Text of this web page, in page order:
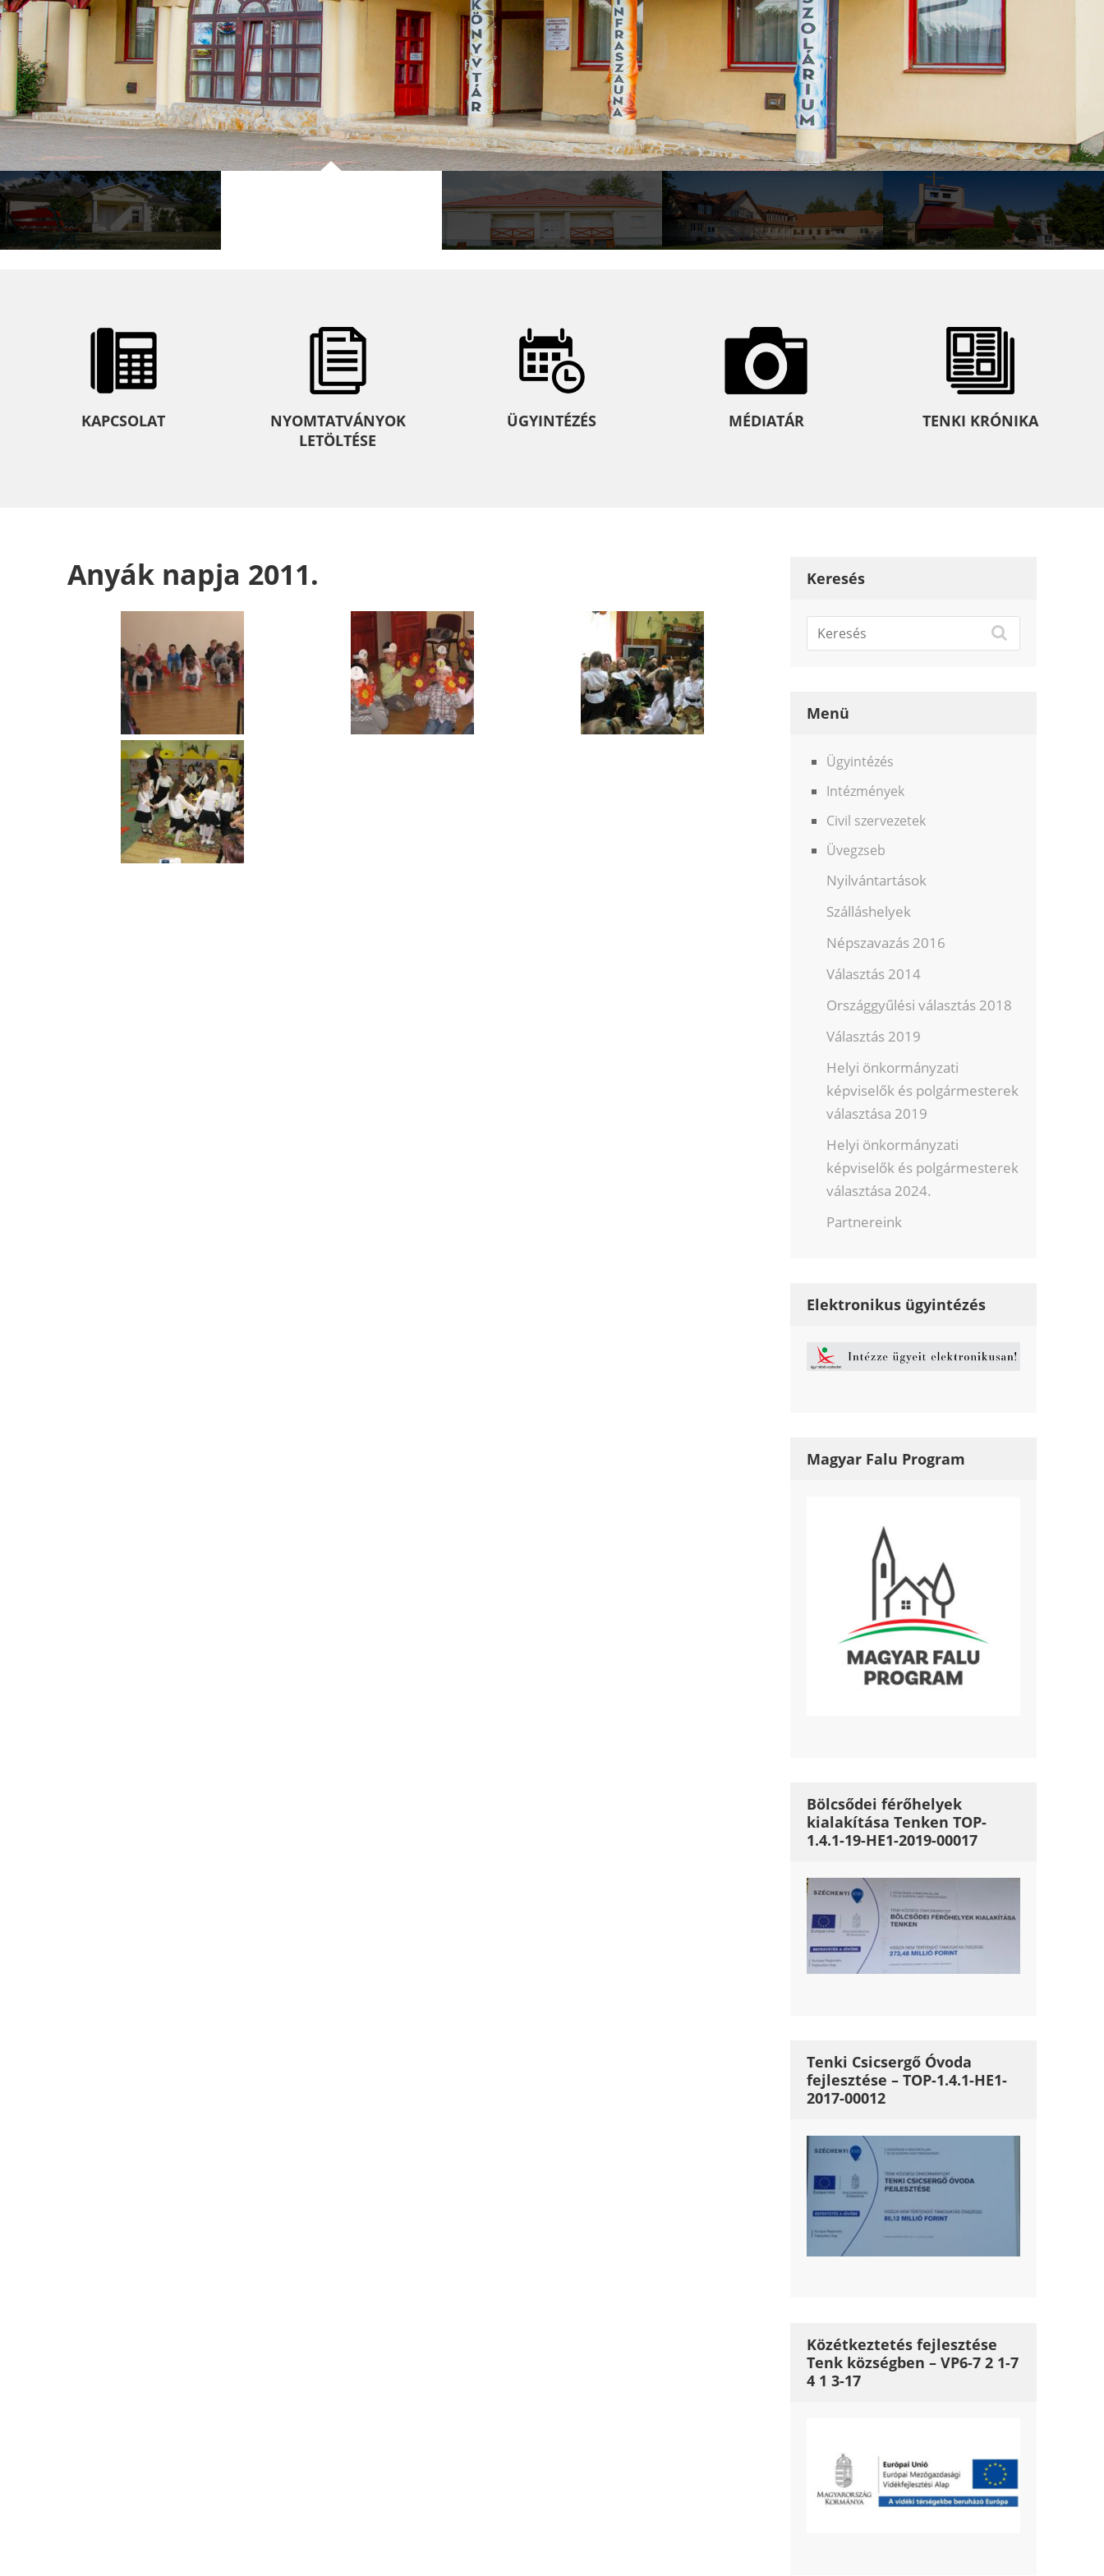
KAPCSOLAT
NYOMTATVÁNYOK
LETÖLTÉSE
ÜGYINTÉZÉS MÉDIATÁR TENKI KRÓNIKA
Anyák napja 2011. Keresés
Menü
Ügyintézés
Intézmények
Civil szervezetek
Üvegzseb
Nyilvántartások
Szálláshelyek
Népszavazás 2016
Választás 2014
Országgyűlési választás 2018
Választás 2019
Helyi önkormányzati
képviselők és polgármesterek
választása 2019
Helyi önkormányzati
képviselők és polgármesterek
választása 2024.
Partnereink
Elektronikus ügyintézés
Magyar Falu Program
Bölcsődei férőhelyek
kialakítása Tenken TOP-
1.4.1-19-HE1-2019-00017
Tenki Csicsergő Óvoda
fejlesztése – TOP-1.4.1-HE1-
2017-00012
Közétkeztetés fejlesztése
Tenk községben – VP6-7 2 1-7
4 1 3-17